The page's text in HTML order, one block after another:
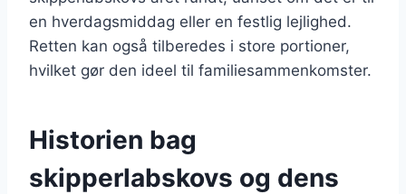
en hverdagsmiddag eller en festlig lejlighed.
Retten kan også tilberedes i store portioner,
hvilket gør den ideel til familiesammenkomster.
Historien bag
skipperlabskovs og dens